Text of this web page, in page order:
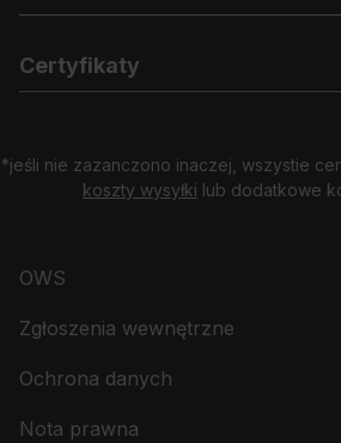
Certyfikaty
*jeśli nie zazanczono inaczej, wszystie
koszty wysyłki lub dodatkowe
OWS
Zgłoszenia wewnętrzne
Ochrona danych
Nota prawna